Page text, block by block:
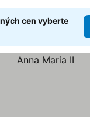
cen vyberte